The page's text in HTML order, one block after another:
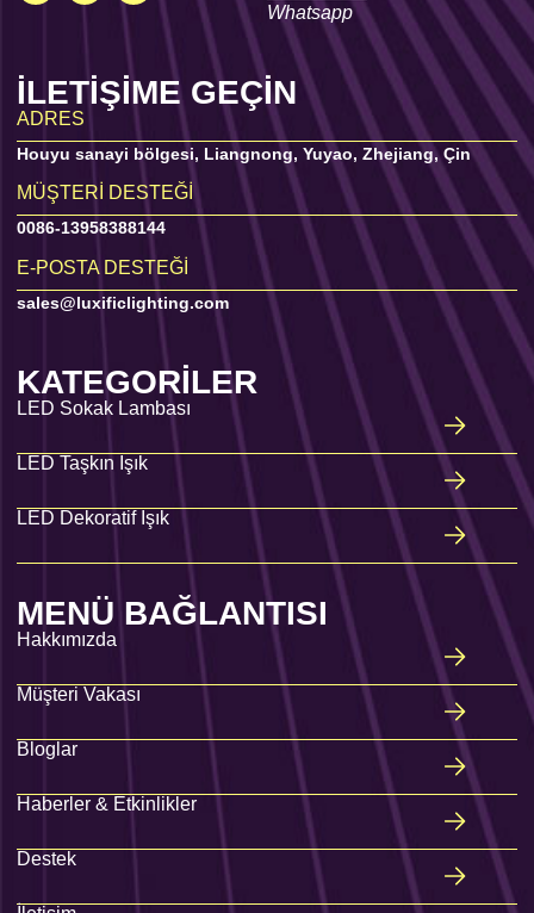
Whatsapp
İLETIŞIME GEÇIN
ADRES
Houyu sanayi bölgesi, Liangnong, Yuyao, Zhejiang, Çin
MÜŞTERI DESTEĞI
0086-13958388144
E-POSTA DESTEĞI
sales@luxificlighting.com
KATEGORILER
LED Sokak Lambası
LED Taşkın Işık
LED Dekoratif Işık
MENÜ BAĞLANTISI
Hakkımızda
Müşteri Vakası
Bloglar
Haberler & Etkinlikler
Destek